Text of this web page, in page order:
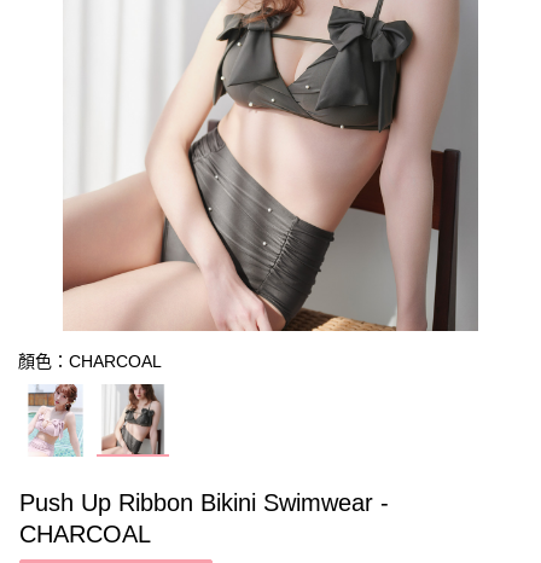
顏色：CHARCOAL
Push Up Ribbon Bikini Swimwear -
CHARCOAL